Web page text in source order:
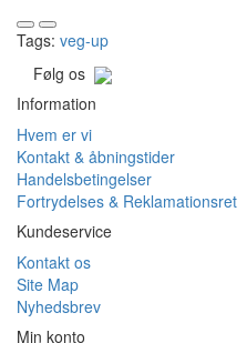
Tags: veg-up
Følg os
Information
Hvem er vi
Kontakt & åbningstider
Handelsbetingelser
Fortrydelses & Reklamationsret
Kundeservice
Kontakt os
Site Map
Nyhedsbrev
Min konto